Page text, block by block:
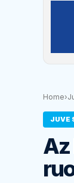
Home›
JUVE
Az